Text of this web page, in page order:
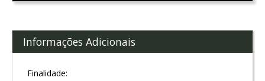
Informações Adicionais
Finalidade: